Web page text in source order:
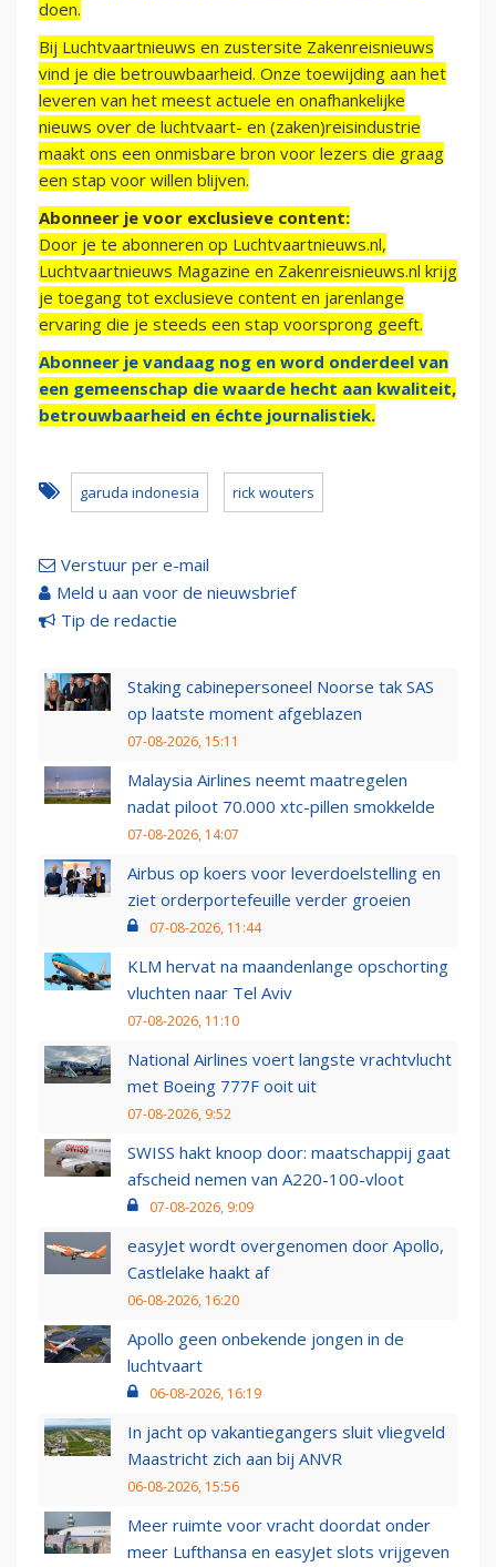
doen.
Bij Luchtvaartnieuws en zustersite Zakenreisnieuws
vind je die betrouwbaarheid. Onze toewijding aan het
leveren van het meest actuele en onafhankelijke
nieuws over de luchtvaart- en (zaken)reisindustrie
maakt ons een onmisbare bron voor lezers die graag
een stap voor willen blijven.
Abonneer je voor exclusieve content:
Door je te abonneren op Luchtvaartnieuws.nl,
Luchtvaartnieuws Magazine en Zakenreisnieuws.nl krijg
je toegang tot exclusieve content en jarenlange
ervaring die je steeds een stap voorsprong geeft.
Abonneer je vandaag nog en word onderdeel van
een gemeenschap die waarde hecht aan kwaliteit,
betrouwbaarheid en échte journalistiek.
garuda indonesia rick wouters
Verstuur per e-mail
Meld u aan voor de nieuwsbrief
Tip de redactie
Staking cabinepersoneel Noorse tak SAS
op laatste moment afgeblazen
07-08-2026, 15:11
Malaysia Airlines neemt maatregelen
nadat piloot 70.000 xtc-pillen smokkelde
07-08-2026, 14:07
Airbus op koers voor leverdoelstelling en
ziet orderportefeuille verder groeien
07-08-2026, 11:44
KLM hervat na maandenlange opschorting
vluchten naar Tel Aviv
07-08-2026, 11:10
National Airlines voert langste vrachtvlucht
met Boeing 777F ooit uit
07-08-2026, 9:52
SWISS hakt knoop door: maatschappij gaat
afscheid nemen van A220-100-vloot
07-08-2026, 9:09
easyJet wordt overgenomen door Apollo,
Castlelake haakt af
06-08-2026, 16:20
Apollo geen onbekende jongen in de
luchtvaart
06-08-2026, 16:19
In jacht op vakantiegangers sluit vliegveld
Maastricht zich aan bij ANVR
06-08-2026, 15:56
Meer ruimte voor vracht doordat onder
meer Lufthansa en easyJet slots vrijgeven